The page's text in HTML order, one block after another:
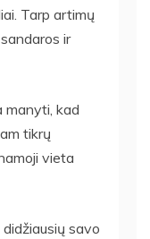
Tarp artimų
ir
manyti, kad
tikrų
vieta
savo